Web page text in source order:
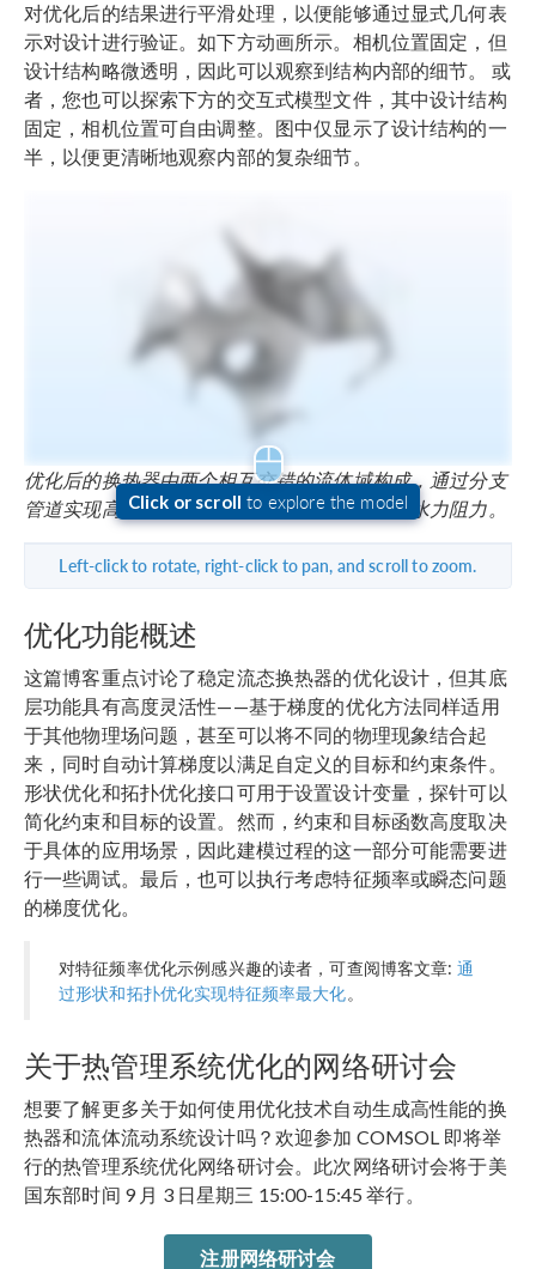
对优化后的结果进行平滑处理，以便能够通过显式几何表
示对设计进行验证。如下方动画所示。相机位置固定，但
设计结构略微透明，因此可以观察到结构内部的细节。 或
者，您也可以探索下方的交互式模型文件，其中设计结构
固定，相机位置可自由调整。图中仅显示了设计结构的一
半，以便更清晰地观察内部的复杂细节。
优化后的换热器由两个相互交错的流体域构成，通过分支
管道实现高强度热耦合，同时避免引入过大的水力阻力。
Click or scroll to explore the model
Left-click to rotate, right-click to pan, and scroll to zoom.
优化功能概述
这篇博客重点讨论了稳定流态换热器的优化设计，但其底
层功能具有高度灵活性——基于梯度的优化方法同样适用
于其他物理场问题，甚至可以将不同的物理现象结合起
来，同时自动计算梯度以满足自定义的目标和约束条件。
形状优化和拓扑优化接口可用于设置设计变量，探针可以
简化约束和目标的设置。然而，约束和目标函数高度取决
于具体的应用场景，因此建模过程的这一部分可能需要进
行一些调试。最后，也可以执行考虑特征频率或瞬态问题
的梯度优化。
对特征频率优化示例感兴趣的读者，可查阅博客文章: 通
过形状和拓扑优化实现特征频率最大化。
关于热管理系统优化的网络研讨会
想要了解更多关于如何使用优化技术自动生成高性能的换
热器和流体流动系统设计吗？欢迎参加 COMSOL 即将举
行的热管理系统优化网络研讨会。此次网络研讨会将于美
国东部时间 9 月 3 日星期三 15:00-15:45 举行。
注册网络研讨会